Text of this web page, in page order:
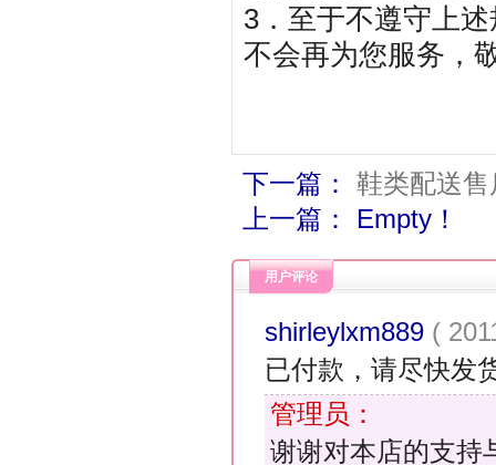
3．至于不遵守上
不会再为您服务，
下一篇： 鞋类配送售
上一篇： Empty！
用户评论
shirleylxm889 (
已付款，请尽快发
管理员：
谢谢对本店的支持